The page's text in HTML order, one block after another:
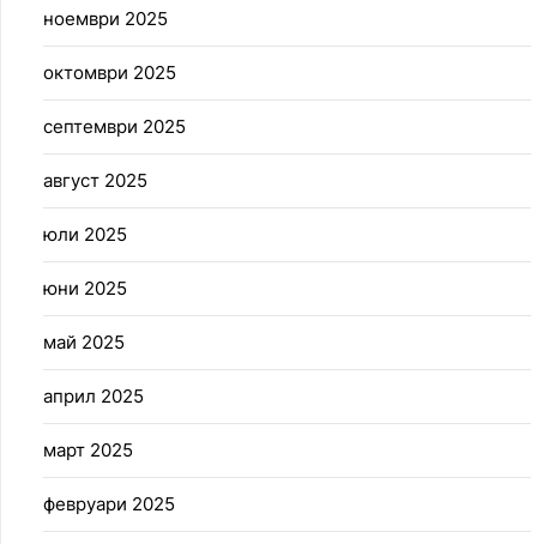
ноември 2025
октомври 2025
септември 2025
август 2025
юли 2025
юни 2025
май 2025
април 2025
март 2025
февруари 2025